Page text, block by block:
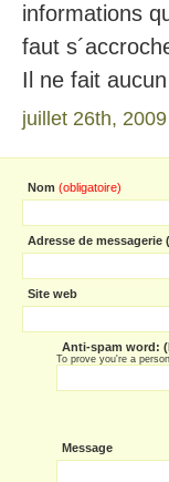
informations
faut
Il ne fait
juillet 26th,
Nom (obligatoire)
Adresse de messagerie
Site web
Anti-spam word:
To prove you're a
Message